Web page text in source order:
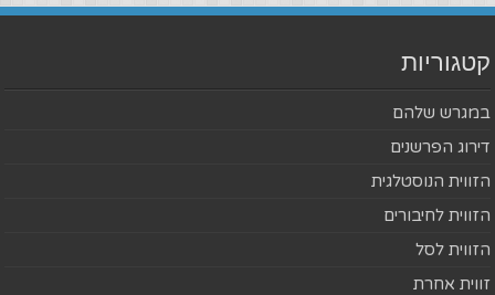
קטגוריות
במגרש שלהם
דירוג הפרשנים
הזווית הנוסטלגית
הזווית לחיבורים
הזווית לסל
זווית אחרת